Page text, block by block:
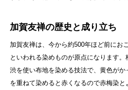
加賀友禅の歴史と成り立ち
加賀友禅は、今から約500年ほど前にお
といわれる染めものが原点になります
渋を使い布地を染める技法で、黄色が
を重ねて染めると赤くなるので赤梅染